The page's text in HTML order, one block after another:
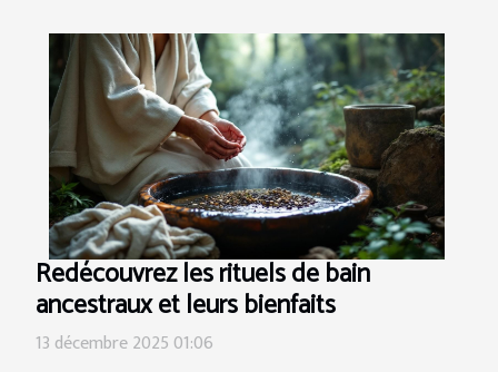
Redécouvrez les rituels de bain
ancestraux et leurs bienfaits
13 décembre 2025 01:06